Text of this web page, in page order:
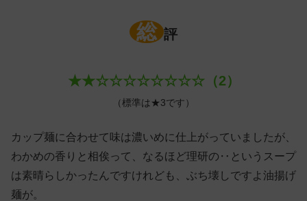
総 評
★★☆☆☆☆☆☆☆☆（2）
（標準は★3です）
カップ麺に合わせて味は濃いめに仕上がっていましたが、
わかめの香りと相俟って、なるほど理研の‥というスープ
は素晴らしかったんですけれども、ぶち壊しですよ油揚げ
麺が。